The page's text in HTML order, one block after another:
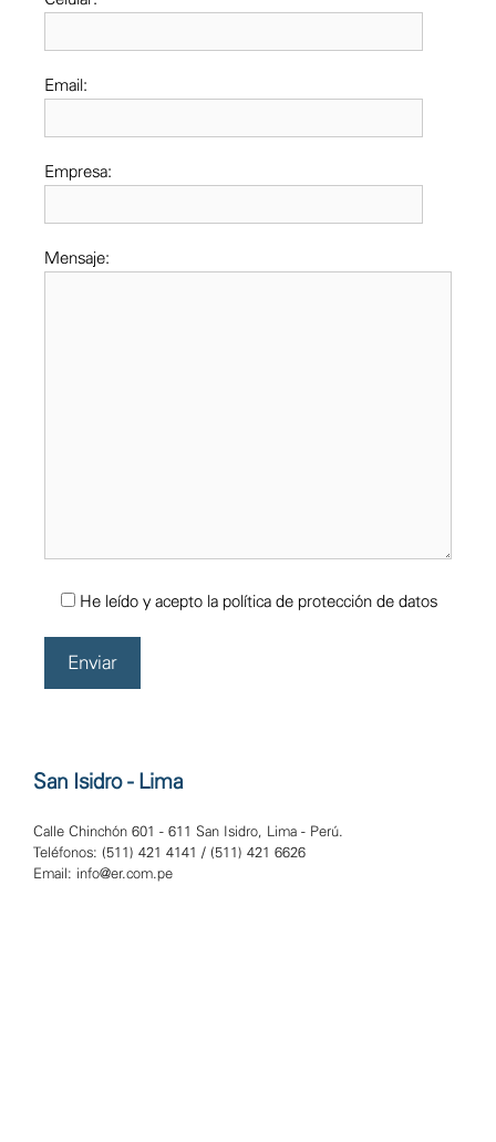
Email:
Empresa:
Mensaje:
He leído y acepto la política de protección de datos
San Isidro - Lima
Calle Chinchón 601 - 611 San Isidro, Lima - Perú.
Teléfonos: (511) 421 4141 / (511) 421 6626
Email: info@er.com.pe